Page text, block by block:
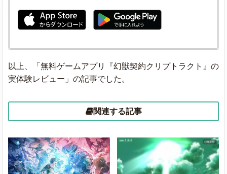
以上、「無料ゲームアプリ『幻獣契約クリプトラクト』の
実体験レビュー」の記事でした。
関連する記事